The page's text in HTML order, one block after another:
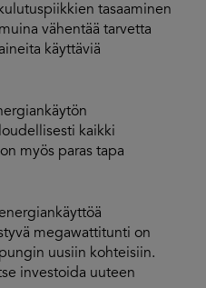
tasaaminen
vähentää tarvetta
käyttäviä
kaikki
myös paras tapa
megawattitunti on
uusiin kohteisiin.
investoida uuteen